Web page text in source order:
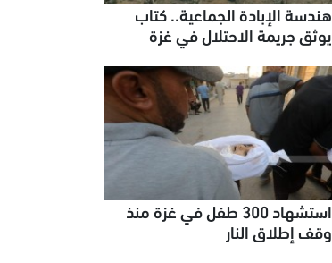
هندسة الإبادة الجماعية.. كتاب
يوثق جريمة الاحتلال في غزة
استشهاد 300 طفل في غزة منذ
وقف إطلاق النار